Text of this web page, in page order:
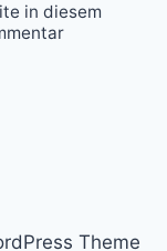
in diesem
Theme